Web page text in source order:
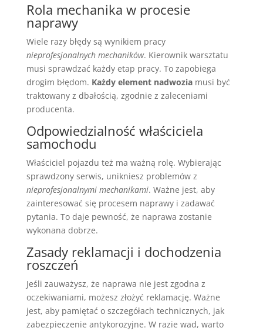
Rola mechanika w procesie
naprawy
Wiele razy błędy są wynikiem pracy
nieprofesjonalnych mechaników. Kierownik warsztatu
musi sprawdzać każdy etap pracy. To zapobiega
drogim błędom. Każdy element nadwoziamusi być
traktowany z dbałością, zgodnie z zaleceniami
producenta.
Odpowiedzialność właściciela
samochodu
Właściciel pojazdu też ma ważną rolę. Wybierając
sprawdzony serwis, unikniesz problemów z
nieprofesjonalnymi mechanikami. Ważne jest, aby
zainteresować się procesem naprawy i zadawać
pytania. To daje pewność, że naprawa zostanie
wykonana dobrze.
Zasady reklamacji i dochodzenia
roszczeń
Jeśli zauważysz, że naprawa nie jest zgodna z
oczekiwaniami, możesz złożyć reklamację. Ważne
jest, aby pamiętać o szczegółach technicznych, jak
zabezpieczenie antykorozyjne. W razie wad, warto